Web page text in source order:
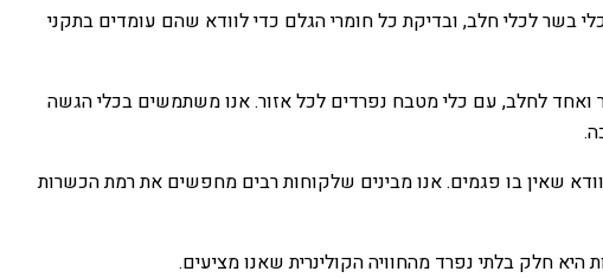
בשר לכלי חלב, ובדיקת כל חומרי הגלם כדי לוודא שהם עומדים בתקני
לחלב, עם כלי מטבח נפרדים לכל אזור. אנו משתמשים בכלי הגשה
שאין בו פגמים. אנו מבינים שלקוחות רבים מחפשים את רמת הכשרות
חלק בלתי נפרד מהחוויה הקולינרית שאנו מציעים.